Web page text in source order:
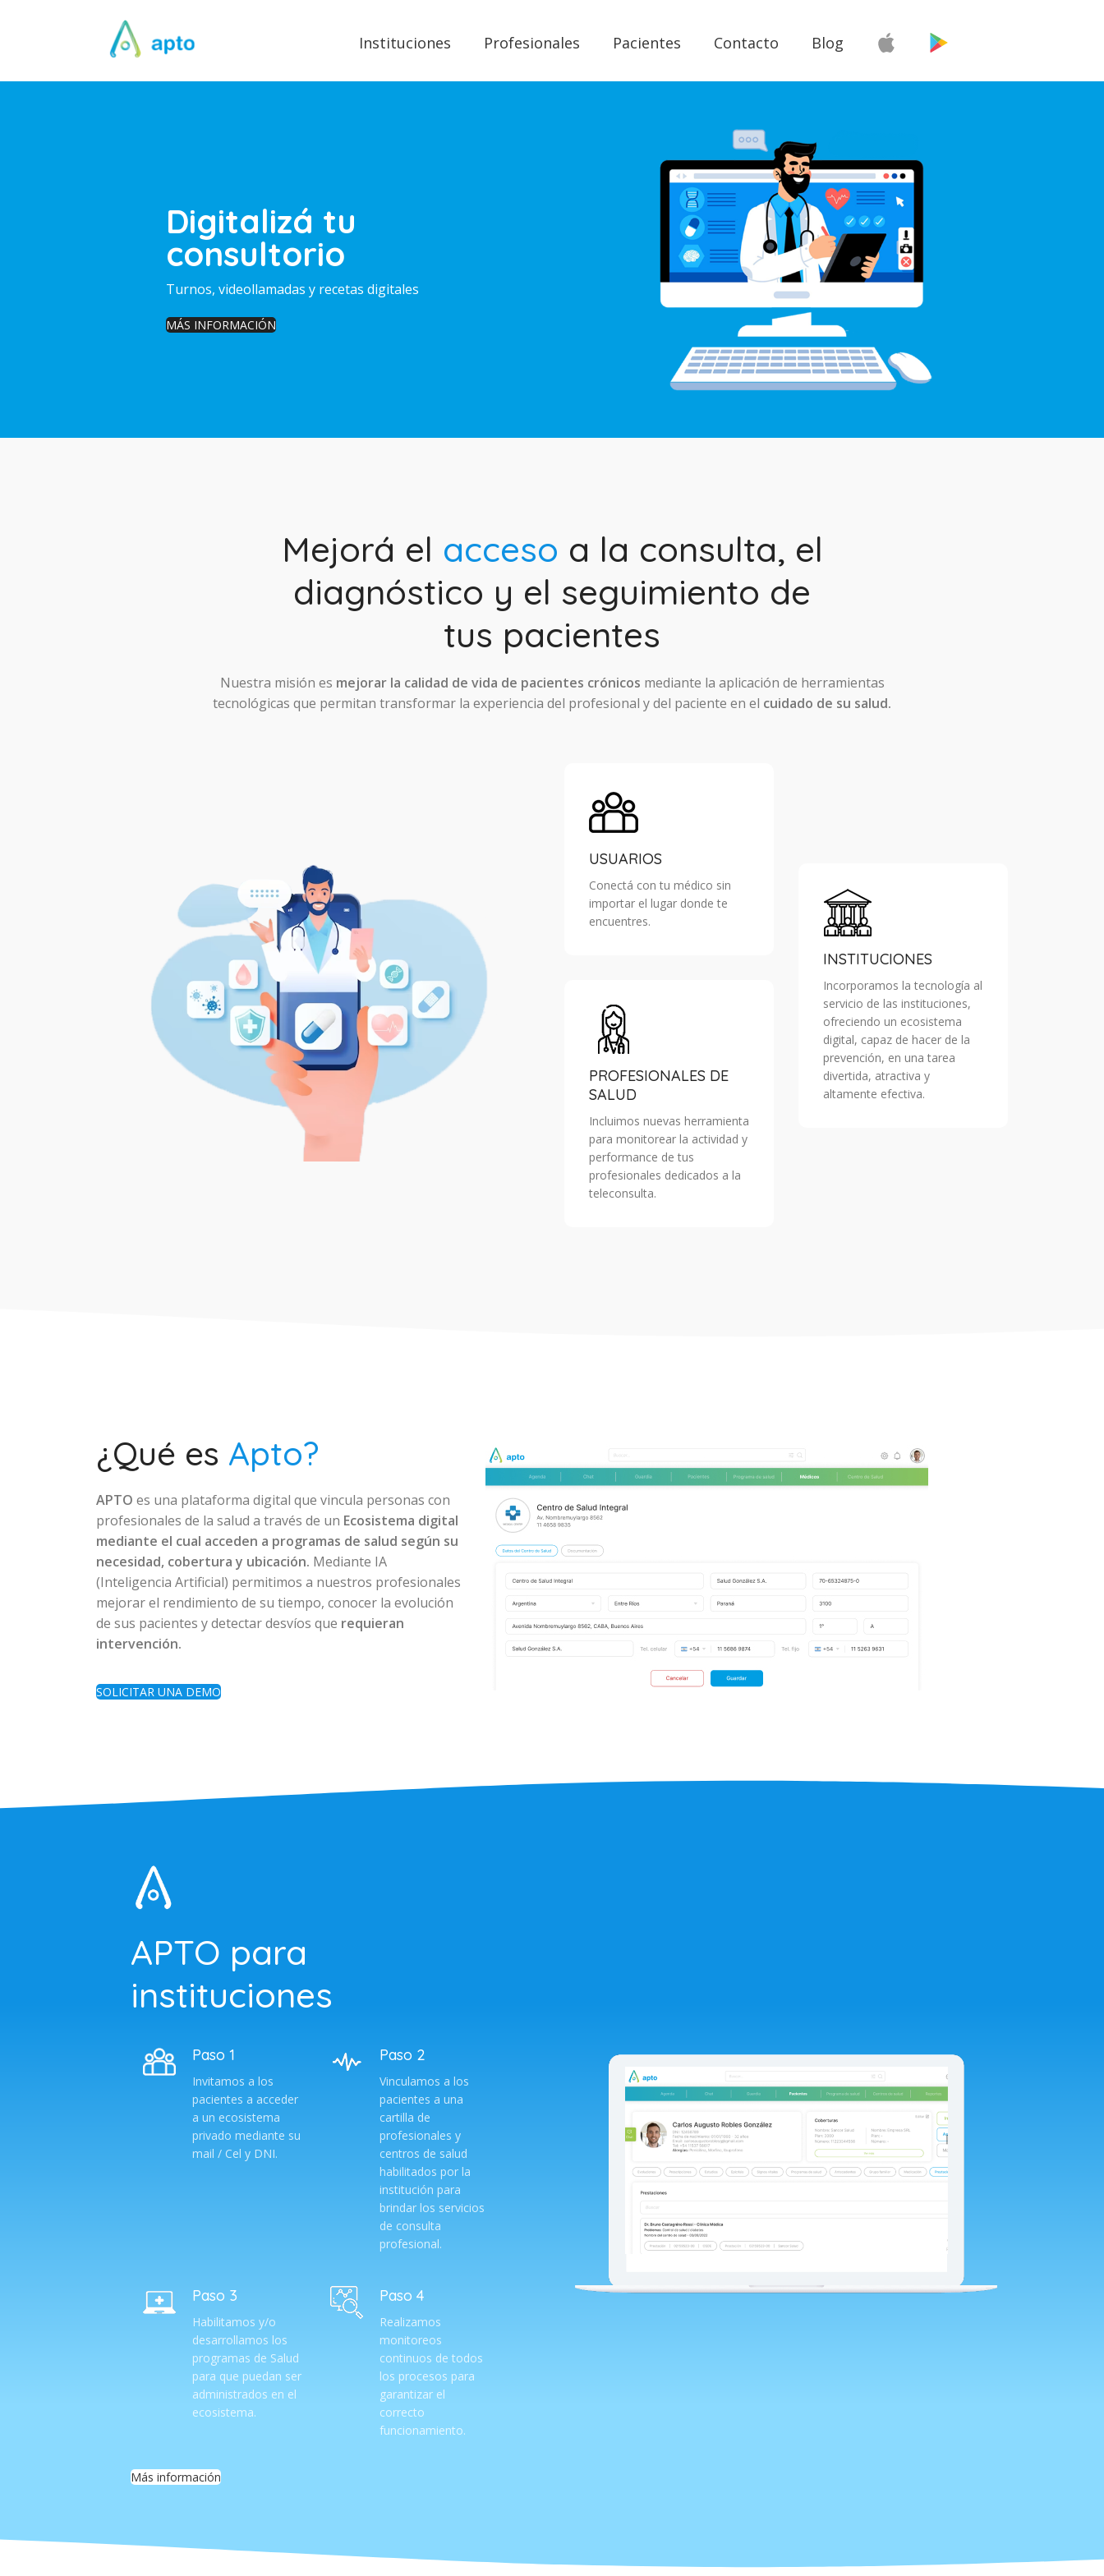
Instituciones Profesionales Pacientes Contacto Blog
Digitalizá tu
consultorio
Turnos, videollamadas y recetas digitales
MÁS INFORMACIÓN
Mejorá el acceso a la consulta, el
diagnóstico y el seguimiento de
tus pacientes
Nuestra misión es mejorar la calidad de vida de pacientes crónicos mediante la aplicación de herramientas
tecnológicas que permitan transformar la experiencia del profesional y del paciente en el cuidado de su salud.
USUARIOS
Conectá con tu médico sin
importar el lugar donde te
encuentres.
PROFESIONALES DE
SALUD
Incluimos nuevas herramienta
para monitorear la actividad y
performance de tus
profesionales dedicados a la
teleconsulta.
INSTITUCIONES
Incorporamos la tecnología al
servicio de las instituciones,
ofreciendo un ecosistema
digital, capaz de hacer de la
prevención, en una tarea
divertida, atractiva y
altamente efectiva.
¿Qué es Apto?
APTO es una plataforma digital que vincula personas con
profesionales de la salud a través de un Ecosistema digital
mediante el cual acceden a programas de salud según su
necesidad, cobertura y ubicación. Mediante IA
(Inteligencia Artificial) permitimos a nuestros profesionales
mejorar el rendimiento de su tiempo, conocer la evolución
de sus pacientes y detectar desvíos que requieran
intervención.
SOLICITAR UNA DEMO
APTO para
instituciones
Paso 1
Invitamos a los
pacientes a acceder
a un ecosistema
privado mediante su
mail / Cel y DNI.
Paso 2
Vinculamos a los
pacientes a una
cartilla de
profesionales y
centros de salud
habilitados por la
institución para
brindar los servicios
de consulta
profesional.
Paso 3
Habilitamos y/o
desarrollamos los
programas de Salud
para que puedan ser
administrados en el
ecosistema.
Paso 4
Realizamos
monitoreos
continuos de todos
los procesos para
garantizar el
correcto
funcionamiento.
Más información